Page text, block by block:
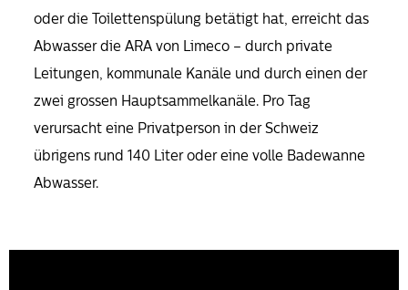
oder die Toilettenspülung betätigt hat, erreicht das
Abwasser die ARA von Limeco – durch private
Leitungen, kommunale Kanäle und durch einen der
zwei grossen Hauptsammelkanäle. Pro Tag
verursacht eine Privatperson in der Schweiz
übrigens rund 140 Liter oder eine volle Badewanne
Abwasser.